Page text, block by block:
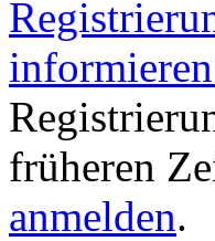
früheren
anmelden.